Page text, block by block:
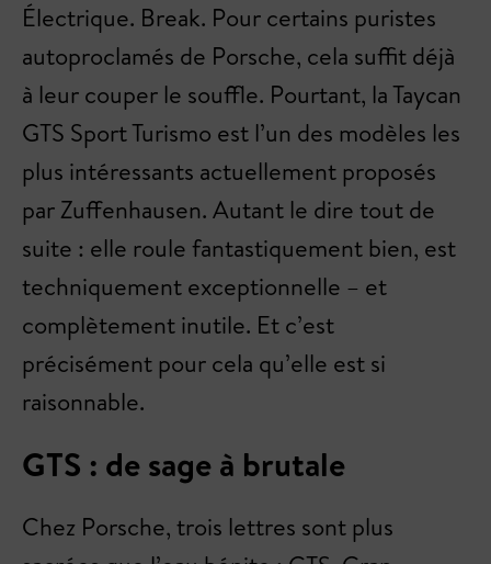
Électrique. Break. Pour certains puristes
autoproclamés de Porsche, cela suffit déjà
à leur couper le souffle. Pourtant, la Taycan
GTS Sport Turismo est l’un des modèles les
plus intéressants actuellement proposés
par Zuffenhausen. Autant le dire tout de
suite : elle roule fantastiquement bien, est
techniquement exceptionnelle – et
complètement inutile. Et c’est
précisément pour cela qu’elle est si
raisonnable.
GTS : de sage à brutale
Chez Porsche, trois lettres sont plus